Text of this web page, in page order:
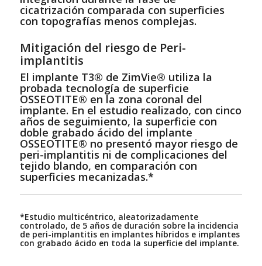
cicatrización comparada con superficies
con topografías menos complejas.
Mitigación del riesgo de Peri-
implantitis
El implante T3® de ZimVie® utiliza la
probada tecnología de superficie
OSSEOTITE® en la zona coronal del
implante. En el estudio realizado, con cinco
años de seguimiento, la superficie con
doble grabado ácido del implante
OSSEOTITE® no presentó mayor riesgo de
peri-implantitis ni de complicaciones del
tejido blando, en comparación con
superficies mecanizadas.*
*Estudio multicéntrico, aleatorizadamente
controlado, de 5 años de duración sobre la incidencia
de peri-implantitis en implantes híbridos e implantes
con grabado ácido en toda la superficie del implante.